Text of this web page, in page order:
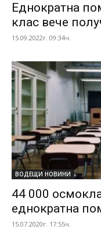
Еднократна
клас вече
15.09.2022г. 09:34ч.
ВОДЕЩИ НОВИНИ
44 000
еднократна
15.07.2020г. 17:55ч.